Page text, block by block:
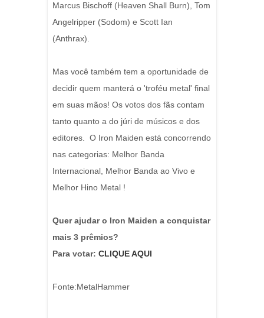
Marcus Bischoff (Heaven Shall Burn), Tom
Angelripper (Sodom) e Scott Ian
(Anthrax).
Mas você também tem a oportunidade de
decidir quem manterá o 'troféu metal' final
em suas mãos! Os votos dos fãs contam
tanto quanto a do júri de músicos e dos
editores. O Iron Maiden está concorrendo
nas categorias: Melhor Banda
Internacional, Melhor Banda ao Vivo e
Melhor Hino Metal !
Quer ajudar o Iron Maiden a conquistar
mais 3 prêmios?
Para votar: CLIQUE AQUI
Fonte:MetalHammer